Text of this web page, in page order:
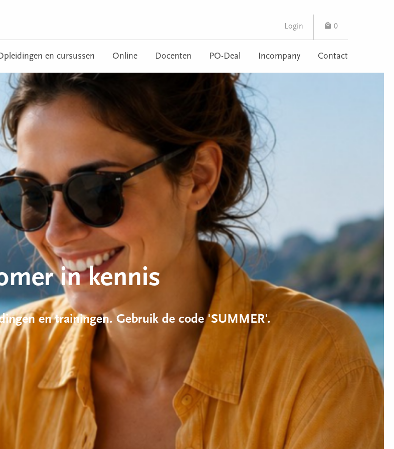
Login 0
en cursussen Online Docenten PO-Deal Incompany Contact
in kennis
en trainingen. Gebruik de code 'SUMMER'.